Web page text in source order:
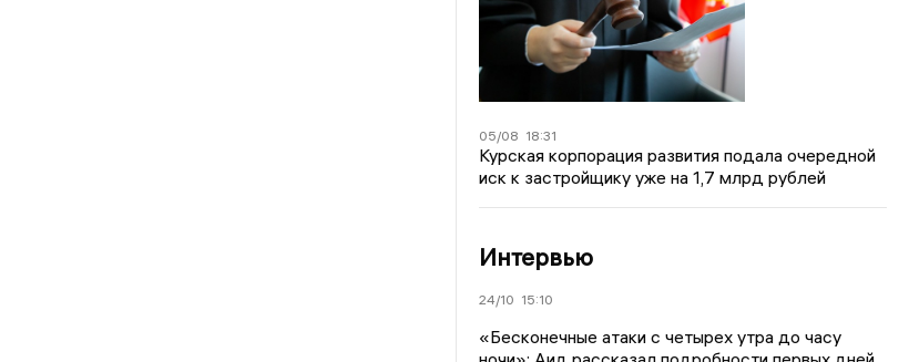
05/08 18:31
Курская корпорация развития подала очередной
иск к застройщику уже на 1,7 млрд рублей
Интервью
24/10 15:10
«Бесконечные атаки с четырех утра до часу